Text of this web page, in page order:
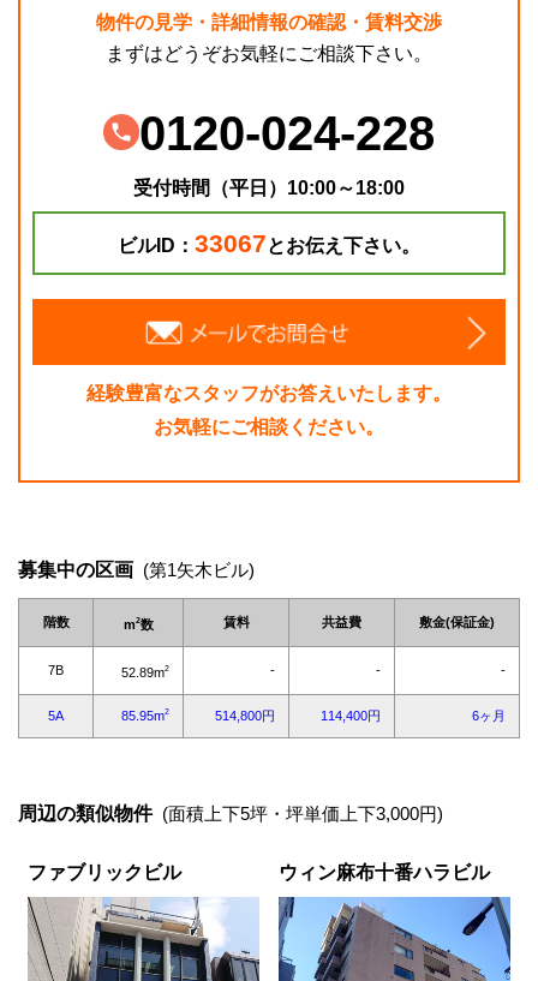
物件の見学・詳細情報の確認・賃料交渉
まずはどうぞお気軽にご相談下さい。
0120-024-228
受付時間（平日）10:00～18:00
ビルID： 33067とお伝え下さい。
経験豊富なスタッフがお答えいたします。
お気軽にご相談ください。
募集中の区画 (第1矢木ビル)
周辺の類似物件 (面積上下5坪・坪単価上下3,000円)